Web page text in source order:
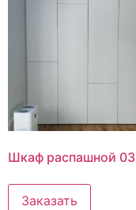
Шкаф распашной 03
Заказать